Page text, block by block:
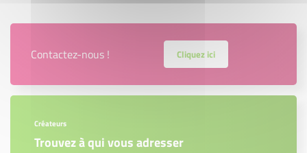
Contactez-nous ! Cliquez ici
Créateurs
Trouvez à qui vous adresser